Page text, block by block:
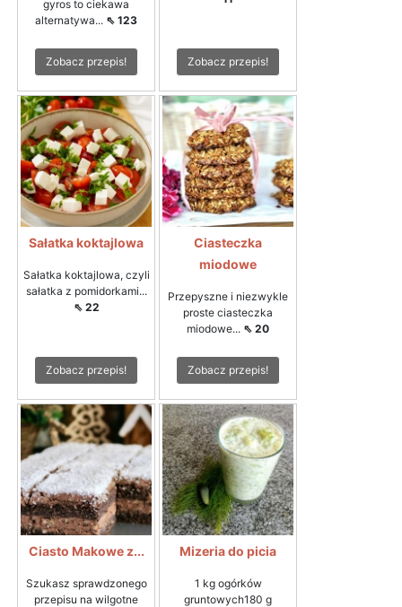
gyros to ciekawa
alternatywa... ⇖ 123
Zobacz przepis! Zobacz przepis!
Sałatka koktajlowa
Sałatka koktajlowa, czyli
sałatka z pomidorkami...
⇖ 22
Zobacz przepis!
Ciasteczka
miodowe
Przepyszne i niezwykle
proste ciasteczka
miodowe... ⇖ 20
Zobacz przepis!
Ciasto Makowe z...
Szukasz sprawdzonego
przepisu na wilgotne
Mizeria do picia
1 kg ogórków
gruntowych180 g